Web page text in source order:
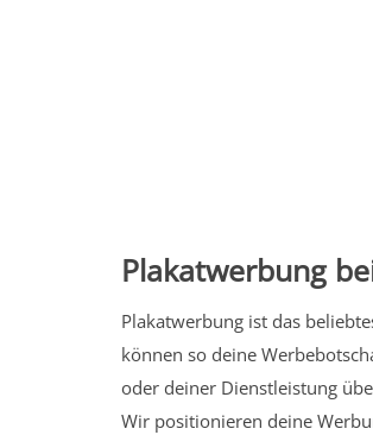
Plakatwerbung
Plakatwerbung ist das
können so deine
oder deiner Dienstleistung
Wir positionieren deine